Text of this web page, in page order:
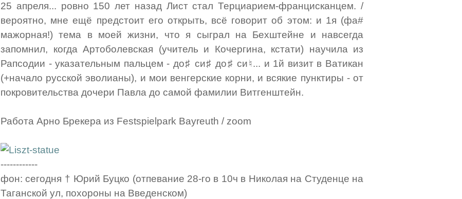
25 апреля... ровно 150 лет назад Лист стал Терциарием-францисканцем. /
вероятно, мне ещё предстоит его открыть, всё говорит об этом: и 1я (фа#
мажорная!) тема в моей жизни, что я сыграл на Бехштейне и навсегда
запомнил, когда Артоболевская (учитель и Кочергина, кстати) научила из
Рапсодии - указательным пальцем - до♯ си♯ до♯ си♮... и 1й визит в Ватикан
(+начало русской эволианы), и мои венгерские корни, и всякие пунктиры - от
покровительства дочери Павла до самой фамилии Витгенштейн.
Работа Арно Брекера из Festspielpark Bayreuth / zoom
------------
фон: сегодня † Юрий Буцко (отпевание 28-го в 10ч в Николая на Студенце на
Таганской ул, похороны на Введенском)